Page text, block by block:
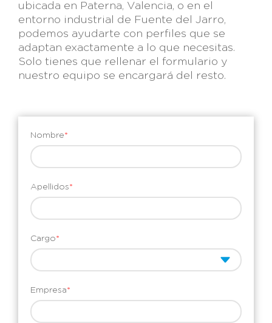
ubicada en Paterna, Valencia, o en el
entorno industrial de Fuente del Jarro,
podemos ayudarte con perfiles que se
adaptan exactamente a lo que necesitas.
Solo tienes que rellenar el formulario y
nuestro equipo se encargará del resto.
Nombre*
Apellidos*
Cargo*
Empresa*